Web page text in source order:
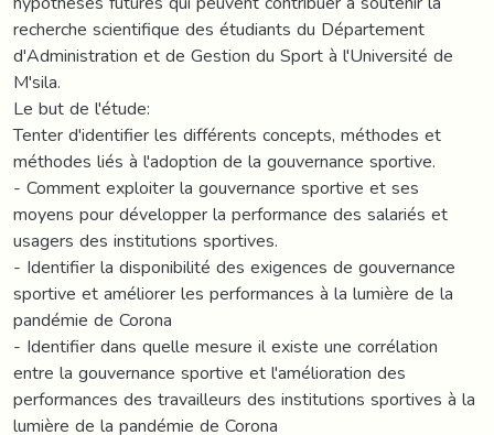
recherche scientifique des étudiants du Département
d'Administration et de Gestion du Sport à l'Université de
M'sila.
Le but de l'étude:
Tenter d'identifier les différents concepts, méthodes et
méthodes liés à l'adoption de la gouvernance sportive.
- Comment exploiter la gouvernance sportive et ses
moyens pour développer la performance des salariés et
usagers des institutions sportives.
- Identifier la disponibilité des exigences de gouvernance
sportive et améliorer les performances à la lumière de la
pandémie de Corona
- Identifier dans quelle mesure il existe une corrélation
entre la gouvernance sportive et l'amélioration des
performances des travailleurs des institutions sportives à la
lumière de la pandémie de Corona